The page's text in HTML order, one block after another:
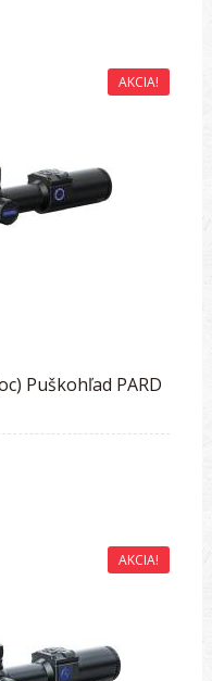
AKCIA!
Puškohľad PARD
AKCIA!